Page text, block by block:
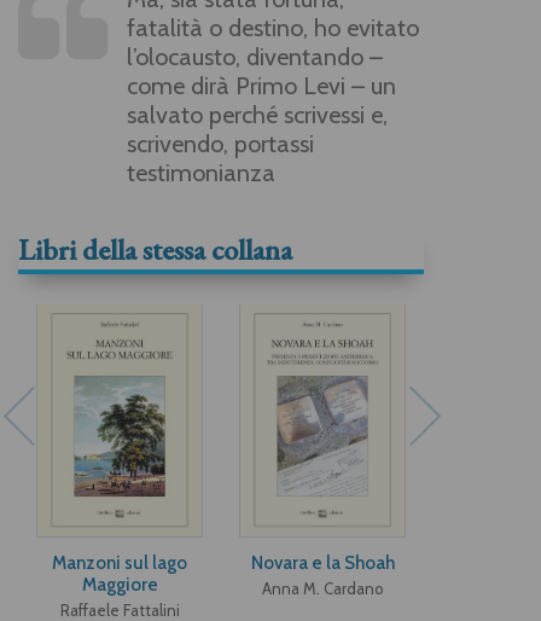
fatalità o destino, ho evitato
l’olocausto, diventando –
come dirà Primo Levi – un
salvato perché scrivessi e,
scrivendo, portassi
testimonianza
Libri della stessa collana
Manzoni sul lago
Maggiore
Raffaele Fattalini
Novara e la Shoah
Anna M. Cardano